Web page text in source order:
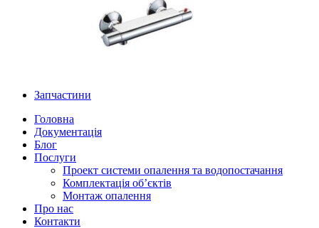
Запчастини
Головна
Документація
Блог
Послуги
Проект системи опалення та водопостачання
Комплектація об’єктів
Монтаж опалення
Про нас
Контакти